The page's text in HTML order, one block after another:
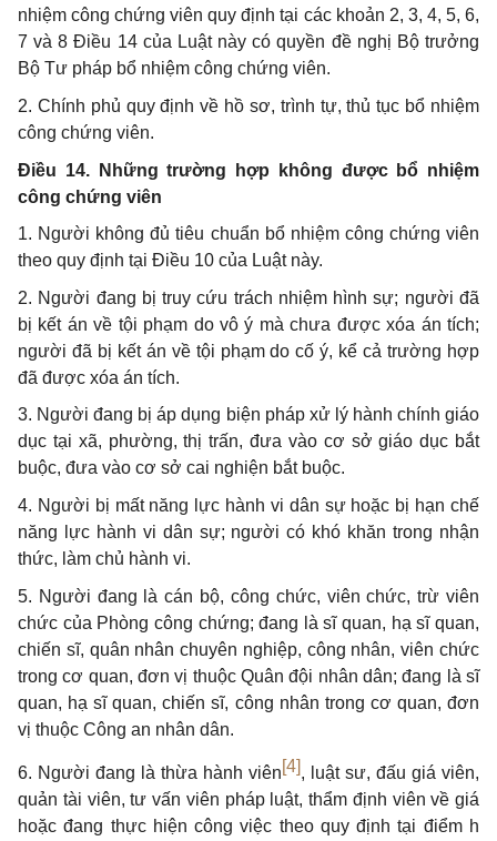
nhiệm công chứng viên quy định tại các khoản 2, 3, 4, 5, 6,
7 và 8 Điều 14 của Luật này có quyền đề nghị Bộ trưởng
Bộ Tư pháp bổ nhiệm công chứng viên.
2. Chính phủ quy định về hồ sơ, trình tự, thủ tục bổ nhiệm
công chứng viên.
Điều 14. Những trường hợp không được bổ nhiệm
công chứng viên
1. Người không đủ tiêu chuẩn bổ nhiệm công chứng viên
theo quy định tại Điều 10 của Luật này.
2. Người đang bị truy cứu trách nhiệm hình sự; người đã
bị kết án về tội phạm do vô ý mà chưa được xóa án tích;
người đã bị kết án về tội phạm do cố ý, kể cả trường hợp
đã được xóa án tích.
3. Người đang bị áp dụng biện pháp xử lý hành chính giáo
dục tại xã, phường, thị trấn, đưa vào cơ sở giáo dục bắt
buộc, đưa vào cơ sở cai nghiện bắt buộc.
4. Người bị mất năng lực hành vi dân sự hoặc bị hạn chế
năng lực hành vi dân sự; người có khó khăn trong nhận
thức, làm chủ hành vi.
5. Người đang là cán bộ, công chức, viên chức, trừ viên
chức của Phòng công chứng; đang là sĩ quan, hạ sĩ quan,
chiến sĩ, quân nhân chuyên nghiệp, công nhân, viên chức
trong cơ quan, đơn vị thuộc Quân đội nhân dân; đang là sĩ
quan, hạ sĩ quan, chiến sĩ, công nhân trong cơ quan, đơn
vị thuộc Công an nhân dân.
6. Người đang là thừa hành viên[4], luật sư, đấu giá viên,
quản tài viên, tư vấn viên pháp luật, thẩm định viên về giá
hoặc đang thực hiện công việc theo quy định tại điểm h